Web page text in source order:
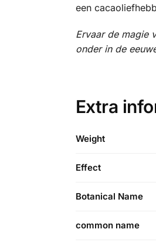
een
Ervaar de magie
onder in de
Extra
Weight
Effect
Botanical Name
common name